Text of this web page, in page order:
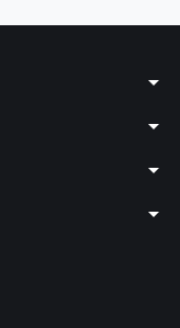
arrow_drop_down
arrow_drop_down
arrow_drop_down
arrow_drop_down